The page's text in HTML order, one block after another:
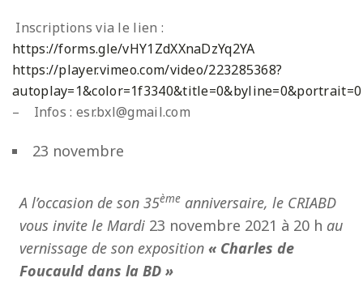
Inscriptions via le lien :
https://forms.gle/vHY1ZdXXnaDzYq2YA
https://player.vimeo.com/video/223285368?
autoplay=1&color=1f3340&title=0&byline=0&portrait=0
– Infos : esr.bxl@gmail.com
23 novembre
A l’occasion de son 35ème anniversaire, le CRIABD
vous invite le Mardi 23 novembre 2021 à 20 h au
vernissage de son exposition « Charles de
Foucauld dans la BD »